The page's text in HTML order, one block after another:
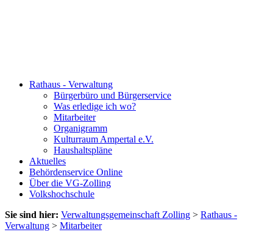
Rathaus - Verwaltung
Bürgerbüro und Bürgerservice
Was erledige ich wo?
Mitarbeiter
Organigramm
Kulturraum Ampertal e.V.
Haushaltspläne
Aktuelles
Behördenservice Online
Über die VG-Zolling
Volkshochschule
Sie sind hier: Verwaltungsgemeinschaft Zolling > Rathaus -
Verwaltung > Mitarbeiter